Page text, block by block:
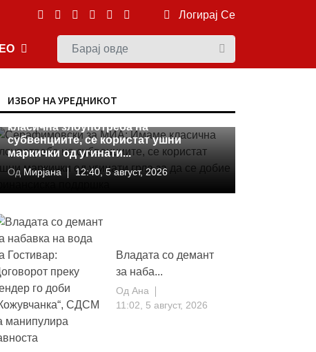
Логирај Се
ИЗБОР НА УРЕДНИКОТ
Серафимовски за МИА: Имаме
класична злоупотреба на
субвенциите, се користат ушни
маркички од угинати...
Од Мирјана 12:40, 5 август, 2026
Владата со демант
за наба...
Од Ана
11:02, 5 август, 2026